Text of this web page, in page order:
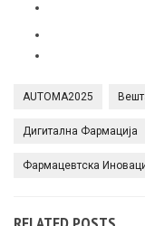
AUTOMA2025
Дигитална Фармација
Фармацевтска